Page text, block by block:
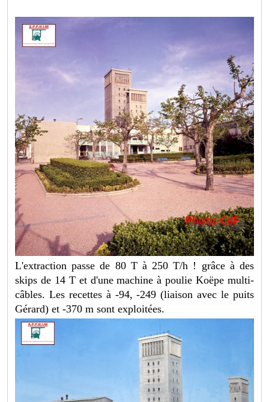
L'extraction passe de 80 T à 250 T/h ! grâce à des
skips de 14 T et d'une machine à poulie Koëpe multi-
câbles. Les recettes à -94, -249 (liaison avec le puits
Gérard) et -370 m sont exploitées.